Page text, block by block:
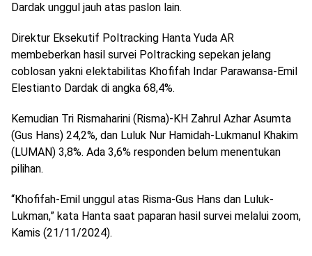
Dardak unggul jauh atas paslon lain.
Direktur Eksekutif Poltracking Hanta Yuda AR
membeberkan hasil survei Poltracking sepekan jelang
coblosan yakni elektabilitas Khofifah Indar Parawansa-Emil
Elestianto Dardak di angka 68,4%.
Kemudian Tri Rismaharini (Risma)-KH Zahrul Azhar Asumta
(Gus Hans) 24,2%, dan Luluk Nur Hamidah-Lukmanul Khakim
(LUMAN) 3,8%. Ada 3,6% responden belum menentukan
pilihan.
“Khofifah-Emil unggul atas Risma-Gus Hans dan Luluk-
Lukman,” kata Hanta saat paparan hasil survei melalui zoom,
Kamis (21/11/2024).